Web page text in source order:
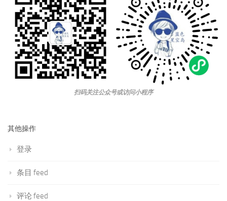
扫码关注公众号或访问小程序
其他操作
登录
条目 feed
评论 feed